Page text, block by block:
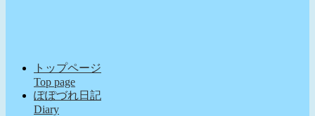
トップページ
Top page
ぽぽづれ日記
Diary